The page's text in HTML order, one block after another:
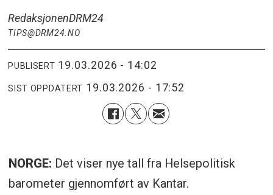
RedaksjonenDRM24
TIPS@DRM24.NO
PUBLISERT 19.03.2026 - 14:02
SIST OPPDATERT 19.03.2026 - 17:52
NORGE: Det viser nye tall fra Helsepolitisk
barometer gjennomført av Kantar.